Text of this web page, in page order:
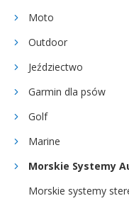
Moto
Outdoor
Jeździectwo
Garmin dla psów
Golf
Marine
Morskie Systemy
Morskie systemy